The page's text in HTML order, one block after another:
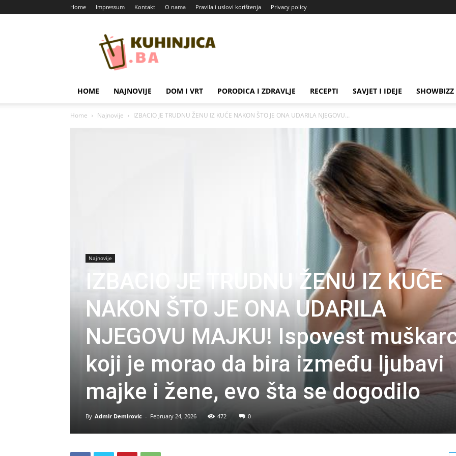
Home Impressum Kontakt O nama Pravila i uslovi korištenja Privacy policy
HOME NAJNOVIJE DOM I VRT PORODICA I ZDRAVLJE RECEPTI SAVJET I IDEJE SHOWBIZZ
Home Najnovije IZBACIO JE TRUDNU ŽENU IZ KUĆE NAKON ŠTO JE ONA UDARILA NJEGOVU...
Najnovije
IZBACIO JE TRUDNU ŽENU IZ KUĆE
NAKON ŠTO JE ONA UDARILA
NJEGOVU MAJKU! Ispovest
koji je morao da bira između ljubavi
majke i žene, evo šta se dogodilo
By Admir Demirovic - February 24, 2026 472 0